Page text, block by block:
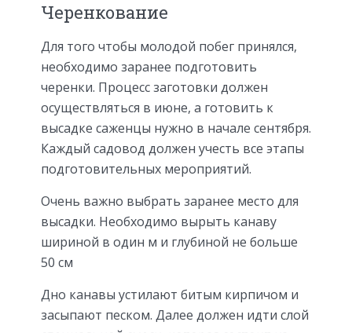
Черенкование
Для того чтобы молодой побег принялся,
необходимо заранее подготовить
черенки. Процесс заготовки должен
осуществляться в июне, а готовить к
высадке саженцы нужно в начале сентября.
Каждый садовод должен учесть все этапы
подготовительных мероприятий.
Очень важно выбрать заранее место для
высадки. Необходимо вырыть канаву
шириной в один м и глубиной не больше
50 см
Дно канавы устилают битым кирпичом и
засыпают песком. Далее должен идти слой